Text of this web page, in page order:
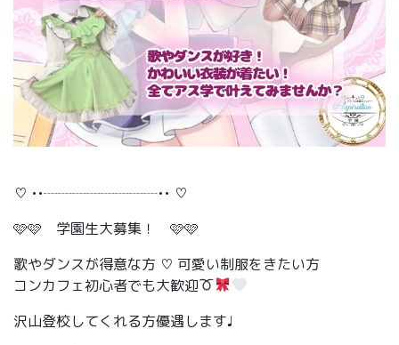
♡ ••┈┈┈┈┈┈┈┈•• ♡
🩷🩷 学園生大募集！ 🩷🩷
歌やダンスが得意な方 ♡ 可愛い制服をきたい方
コンカフェ初心者でも大歓迎
沢山登校してくれる方優遇します♩